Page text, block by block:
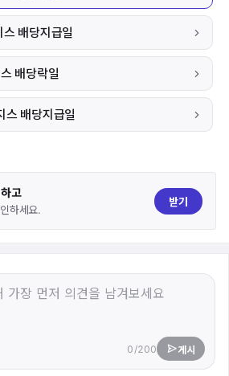
배당지급일
배당락일
스 배당지급일
고
하세요.
받기
0/200 게시